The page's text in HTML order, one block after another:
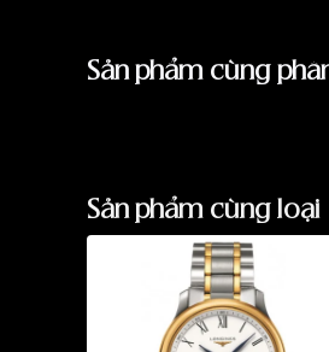
Sản phẩm cùng
Sản phẩm cùng loại